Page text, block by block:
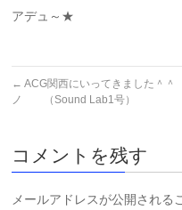
アデュ～★
← ACG関西にいってきました＾＾
ノ （Sound Lab1号）
コメントを残す
メールアドレスが公開される